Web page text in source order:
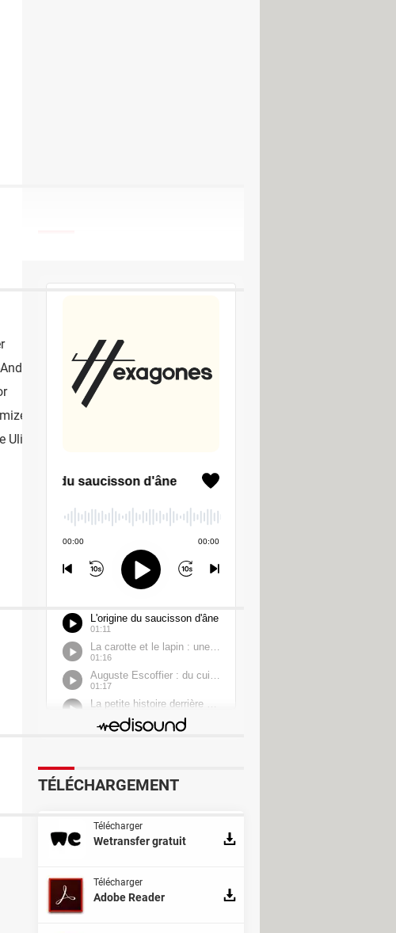
Ulimate
TÉLÉCHARGEMENT
Télécharger
Wetransfer gratuit
Télécharger
Adobe Reader